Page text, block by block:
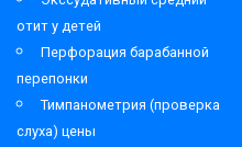
отит у детей
Перфорация барабанной
перепонки
Тимпанометрия (проверка
слуха) цены